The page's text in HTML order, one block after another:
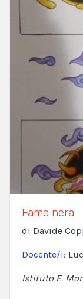
Fame nera
di Davide
Docente/i:
Istituto E.